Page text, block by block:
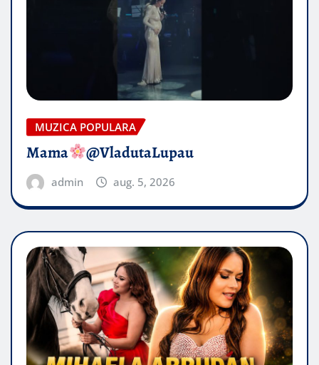
MUZICA POPULARA
Mama @VladutaLupau
admin aug. 5, 2026